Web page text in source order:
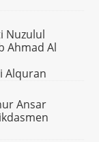
Nuzulul
Ahmad Al
Alquran
Ansar